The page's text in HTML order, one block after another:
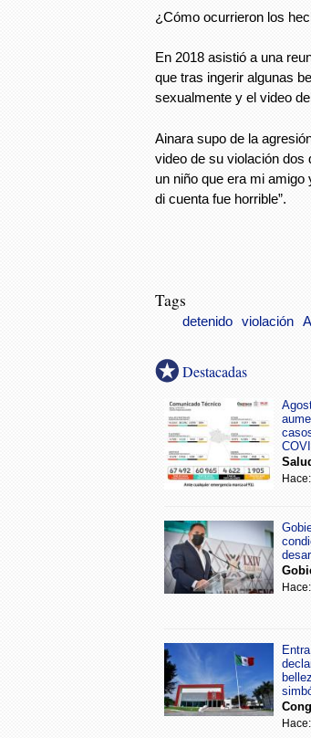
¿Cómo ocurrieron los
En 2018 asistió a una
que tras ingerir algunas
sexualmente y el video
Ainara supo de la
video de su violación dos
un niño que era mi amigo
di cuenta fue horrible”.
Tags
detenido violación
Destacadas